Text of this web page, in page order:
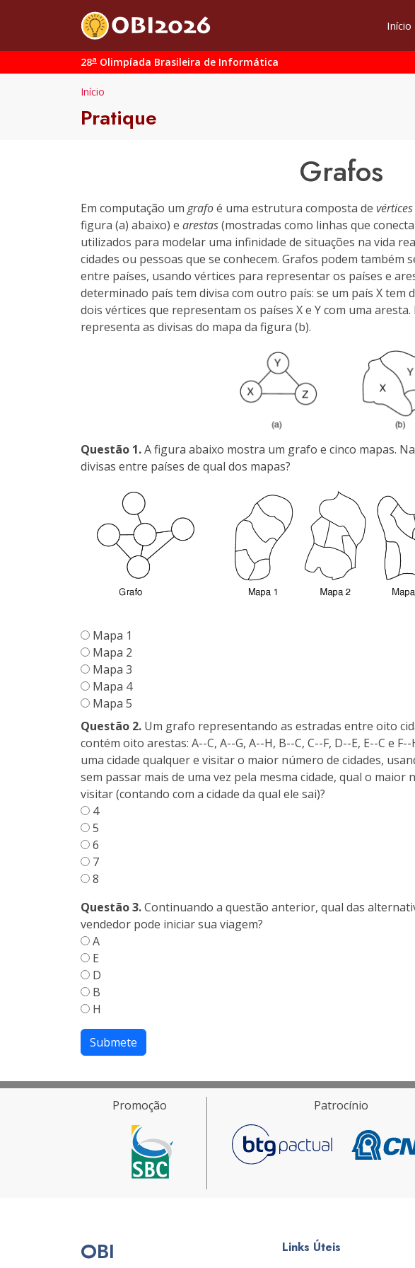
Início
28a Olimpíada Brasileira de Informática
Início
Pratique
Grafos
Em computação um grafoé uma estrutura composta de vértices
figura (a) abaixo) e arestas(mostradas como linhas que
utilizados para modelar uma infinidade de situações na vida
cidades ou pessoas que se conhecem. Grafos podem também
entre países, usando vértices para representar os países e
determinado país tem divisa com outro país: se um país X tem
dois vértices que representam os países X e Y com uma
representa as divisas do mapa da figura (b).
Questão 1.A figura abaixo mostra um grafo e cinco mapas.
divisas entre países de qual dos mapas?
Mapa 1
Mapa 2
Mapa 3
Mapa 4
Mapa 5
Questão 2. Um grafo representando as estradas entre oito
contém oito arestas: A--C, A--G, A--H, B--C, C--F, D--E, E--C e
uma cidade qualquer e visitar o maior número de cidades,
sem passar mais de uma vez pela mesma cidade, qual o maior
visitar (contando com a cidade da qual ele sai)?
4
5
6
7
8
Questão 3.Continuando a questão anterior, qual das
vendedor pode iniciar sua viagem?
A
E
D
B
H
Submete
Promoção Patrocínio
OBI Links Úteis